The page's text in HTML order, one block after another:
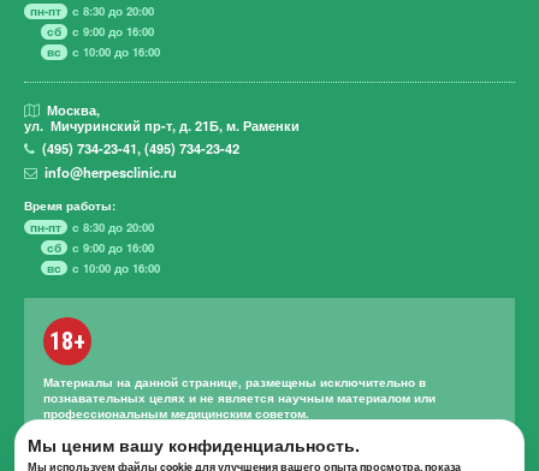
пн-пт
с 8:30 до 20:00
сб
с 9:00 до 16:00
вс
с 10:00 до 16:00
Москва,
ул. Мичуринский пр-т, д. 21Б, м. Раменки
(495)734-23-41,(495)734-23-42
info@herpesclinic.ru
Время работы:
пн-пт
с 8:30 до 20:00
сб
с 9:00 до 16:00
вс
с 10:00 до 16:00
18+
Материалы на данной странице, размещены исключительно в
познавательных целях и не является научным материалом или
профессиональным медицинским советом.
Правильное лечение и назначение лекарственных средств может
проводиться только квалифицированным специалистом с учетом
Мы ценим вашу конфиденциальность.
Мы используем файлы cookie для улучшения вашего опыта просмотра, показа